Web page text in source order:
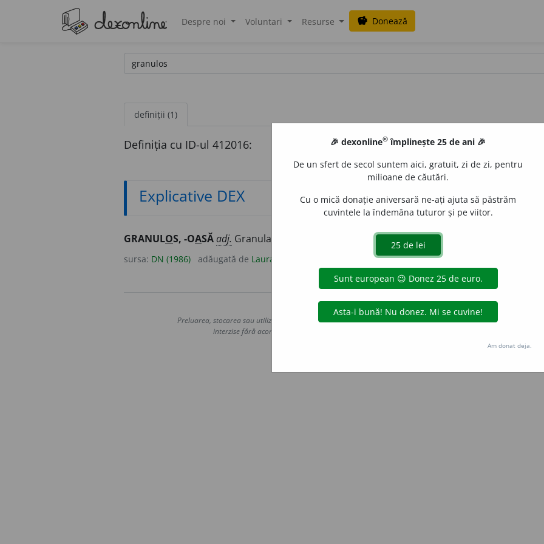
Despre noi Voluntari Resurse savings Donează
definiții (1)
Definiția cu ID-ul 412016:
Explicative DEX
GRANULOS, -OASĂadj. Granular. [
sursa: DN (1986) adăugată de LauraGellner
Copyright © 2004-2026 dexonline (https://dexonline.ro)
Preluarea, stocarea sau utilizarea datelor de pe acest site, inclusiv prin orice metode de extragere automată
interzise fără acordul nostru prealabil scris, cu excepția seturilor de date oferite oficial spre utilizare
Hosterion
🎉 dexonline® împlinește 25 de ani 🎉
De un sfert de secol suntem aici, gratuit, zi de zi, pentru
milioane de căutări.
Cu o mică donație aniversară ne-ați ajuta să păstrăm
cuvintele la îndemâna tuturor și pe viitor.
Am donat deja.